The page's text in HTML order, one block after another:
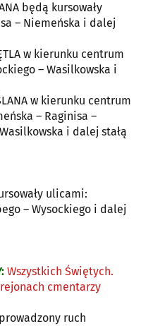
będą kursowały
– Niemeńska i dalej
w kierunku centrum
– Wasilkowska i
w kierunku centrum
– Raginisa –
i dalej stałą
ulicami:
– Wysockiego i dalej
Wszystkich Świętych.
cmentarzy
ruch